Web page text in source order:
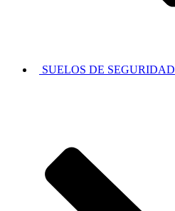
SUELOS DE SEGURIDAD